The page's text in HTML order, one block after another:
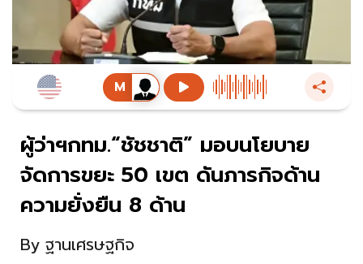
ผู้ว่าฯกทม.“ชัชชาติ” มอบนโยบาย
จัดการขยะ 50 เขต ดันภารกิจด้าน
ความยั่งยืน 8 ด้าน
By ฐานเศรษฐกิจ